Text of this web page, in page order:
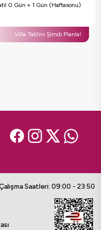
0 Gün + 1 Gün (Haftasonu)
Villa Tatilini Şimdi Planla!
Saatleri: 09:00 - 23:50